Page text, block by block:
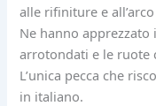
alle rifiniture e
Ne hanno
arrotondati e le ruote
L’unica pecca che
in italiano.